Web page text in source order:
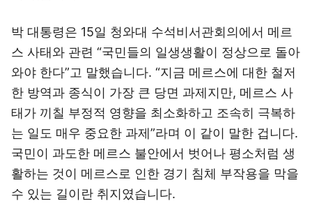
박 대통령은 15일 청와대 수석비서관회의에서 메르
스 사태와 관련 “국민들의 일생생활이 정상으로 돌아
와야 한다”고 말했습니다. “지금 메르스에 대한 철저
한 방역과 종식이 가장 큰 당면 과제지만, 메르스 사
태가 끼칠 부정적 영향을 최소화하고 조속히 극복하
는 일도 매우 중요한 과제”라며 이 같이 말한 겁니다.
국민이 과도한 메르스 불안에서 벗어나 평소처럼 생
활하는 것이 메르스로 인한 경기 침체 부작용을 막을
수 있는 길이란 취지였습니다.